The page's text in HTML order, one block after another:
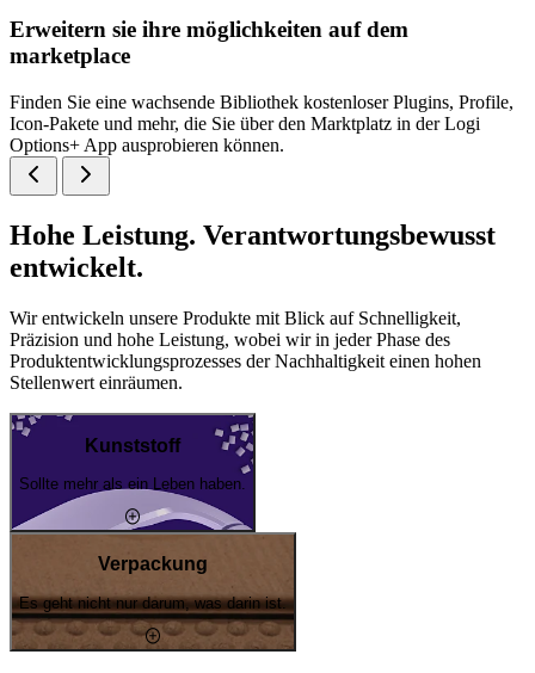
Erweitern sie ihre möglichkeiten auf dem
marketplace
Finden Sie eine wachsende Bibliothek kostenloser Plugins, Profile,
Icon-Pakete und mehr, die Sie über den Marktplatz in der Logi
Options+ App ausprobieren können.
Hohe Leistung. Verantwortungsbewusst
entwickelt.
Wir entwickeln unsere Produkte mit Blick auf Schnelligkeit,
Präzision und hohe Leistung, wobei wir in jeder Phase des
Produktentwicklungsprozesses der Nachhaltigkeit einen hohen
Stellenwert einräumen.
Kunststoff
Sollte mehr als ein Leben haben.
Verpackung
Es geht nicht nur darum, was darin ist.